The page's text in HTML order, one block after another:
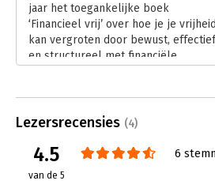
jaar het toegankelijke boek
‘Financieel vrij’ over hoe je je vrijheid
kan vergroten door bewust, effectief
en structureel met financiële
Lezersrecensies (4)
4.5
van de 5
6